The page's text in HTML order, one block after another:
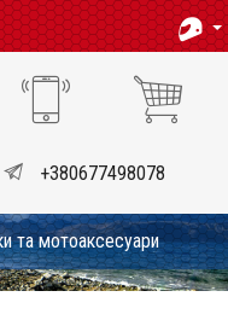
+380677498078
та мотоаксесуари